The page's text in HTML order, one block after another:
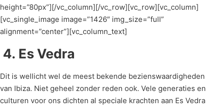
height=”80px”][/vc_column][/vc_row][vc_row][vc_column]
[vc_single_image image=”1426″ img_size=”full”
alignment=”center”][vc_column_text]
4. Es Vedra
Dit is wellicht wel de meest bekende bezienswaardigheden
van Ibiza. Niet geheel zonder reden ook. Vele generaties en
culturen voor ons dichten al speciale krachten aan Es Vedra